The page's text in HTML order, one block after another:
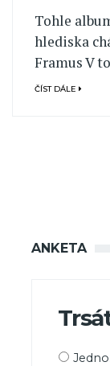
Tohle
hlediska
Framus V
ČÍST DÁLE
ANKETA